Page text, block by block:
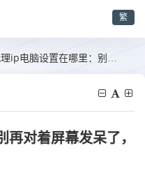
繁
脑设置在哪里：别再对着屏幕发呆了，按图索骥三秒钟精准定位
对着屏幕发呆了，